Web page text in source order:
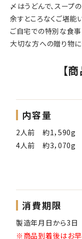
〆はうどんで、スープ
余すところなくご堪能
ご自宅での特別な食事
大切な方への贈り物に
【
内容量
2人前 約1，590g
4人前 約3，070g
消費期限
製造年月日から3日
※商品到着後はお早